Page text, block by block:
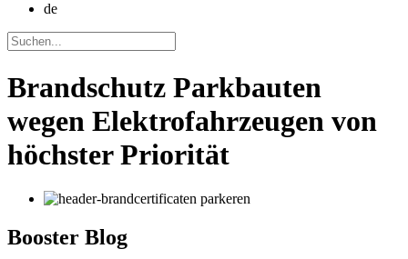
de
Brandschutz Parkbauten
wegen Elektrofahrzeugen von
höchster Priorität
Booster Blog